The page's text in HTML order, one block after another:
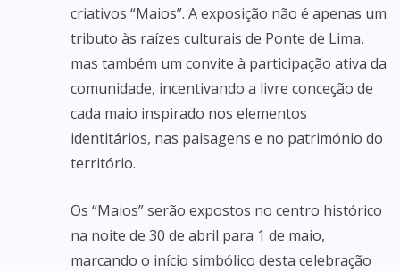
criativos “Maios”. A exposição não é apenas um
tributo às raízes culturais de Ponte de Lima,
mas também um convite à participação ativa da
comunidade, incentivando a livre conceção de
cada maio inspirado nos elementos
identitários, nas paisagens e no património do
território.
Os “Maios” serão expostos no centro histórico
na noite de 30 de abril para 1 de maio,
marcando o início simbólico desta celebração